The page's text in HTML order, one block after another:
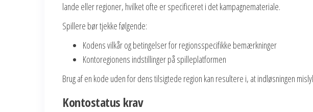
lande eller regioner, hvilket ofte er specificeret i det kampagnemateriale.
Spillere bør tjekke følgende:
Kodens vilkår og betingelser for regionsspecifikke bemærkninger
Kontoregionens indstillinger på spilleplatformen
Brug af en kode uden for dens tilsigtede region kan resultere i, at indløsningen
Kontostatus krav